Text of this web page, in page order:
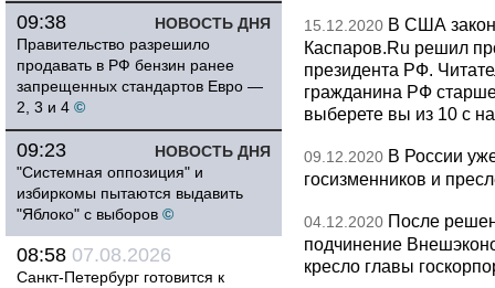
НОВОСТЬ ДНЯ
09:38
Правительство разрешило
продавать в РФ бензин ранее
запрещенных стандартов Евро —
2, 3 и 4 ©
НОВОСТЬ ДНЯ
09:23
"Системная оппозиция" и
избиркомы пытаются выдавить
"Яблоко" с выборов ©
08:58 07.08.2026
Санкт-Петербург готовится к
15.12.2020 В США
Каспаров.Ru решил
президента РФ.
гражданина РФ
выберете вы из 10 с
09.12.2020 В России
госизменников и
04.12.2020 После
подчинение
кресло главы